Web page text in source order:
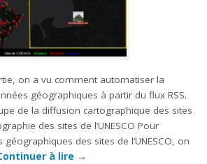
on a vu comment automatiser la
géographiques à partir du flux RSS.
de la diffusion cartographique des sites
des sites de l’UNESCO Pour
des sites de l’UNESCO, on
à lire →